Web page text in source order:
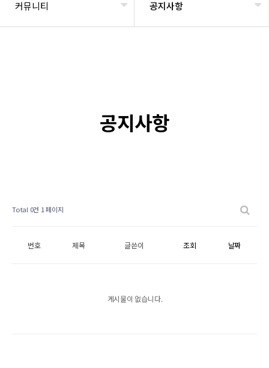
커뮤니티 공지사항
공지사항
Total 0건 1 페이지
번호 제목 글쓴이 조회 날짜
게시물이 없습니다.